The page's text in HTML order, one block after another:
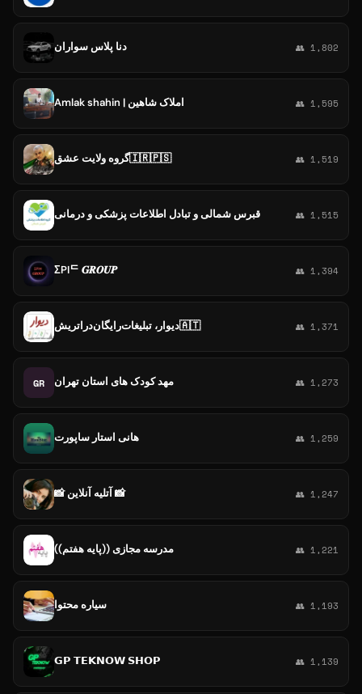
دنا پلاس سواران 👥 1,802
Amlak shahin | املاک شاهین 👥 1,595
گروه ولایت عشق🇮🇷🇵🇸 👥 1,519
قبرس شمالی و تبادل اطلاعات پزشکی و درمانی 👥 1,515
ΣPIᄃ 𝑮𝑹𝑶𝑼𝑷 👥 1,394
دیوار، تبلیغات‌رایگان‌دراتریش🇦🇹 👥 1,371
GR مهد کودک های استان تهران 👥 1,273
هانی استار ساپورت 👥 1,259
📸 آتلیه آنلاین 📸 👥 1,247
مدرسه مجازی ((پایه هفتم)) 👥 1,221
سیاره محتوا 👥 1,193
𝗚𝗣 𝗧𝗘𝗞𝗡𝗢𝗪 𝗦𝗛𝗢𝗣 👥 1,139